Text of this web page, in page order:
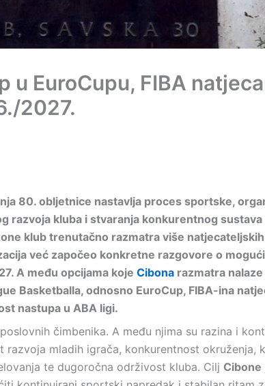
u EuroCupu, FIBA
2027.
80. obljetnice nastavlja proces sportske,
razvoja kluba i stvaranja konkurentnog sustava
klub trenutačno razmatra više
već započeo konkretne razgovore o
A među opcijama koje Cibona razmatra nalaze
Basketballa, odnosno EuroCup, FIBA-ina
nastupa u ABA ligi.
čimbenika. A među njima su razina i
mladih igrača, konkurentnost okruženja,
te dugoročna održivost kluba. Cilj Cibone